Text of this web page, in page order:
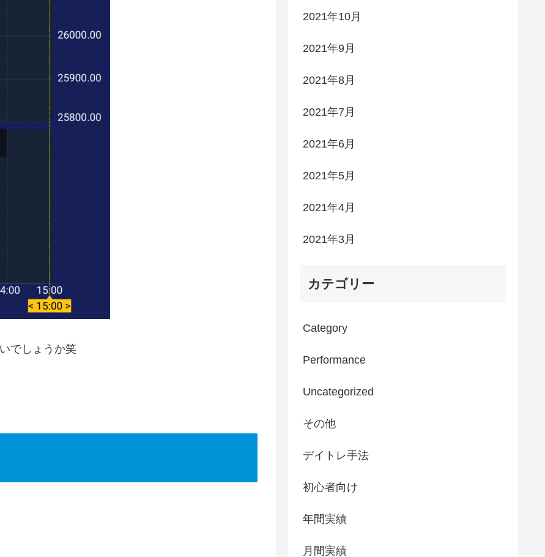
でしょうか笑
2021年10月
2021年9月
2021年8月
2021年7月
2021年6月
2021年5月
2021年4月
2021年3月
カテゴリー
Category
Performance
Uncategorized
その他
デイトレ手法
初心者向け
年間実績
月間実績